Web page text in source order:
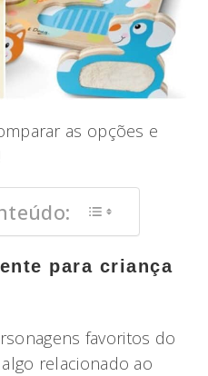
as opções e
para criança
favoritos do
relacionado ao